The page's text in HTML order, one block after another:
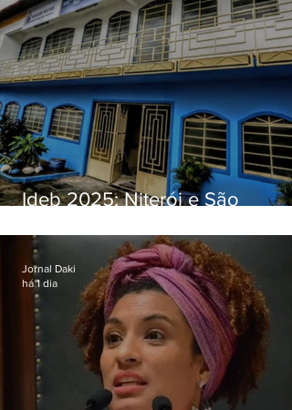
Ideb 2025: Niterói e São
distintos no ensino médio; veja
Jornal Daki
há 1 dia